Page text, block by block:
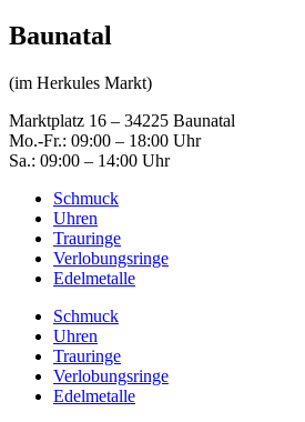
Baunatal
(im Herkules Markt)
Marktplatz 16 – 34225 Baunatal
Mo.-Fr.: 09:00 – 18:00 Uhr
Sa.: 09:00 – 14:00 Uhr
Schmuck
Uhren
Trauringe
Verlobungsringe
Edelmetalle
Schmuck
Uhren
Trauringe
Verlobungsringe
Edelmetalle